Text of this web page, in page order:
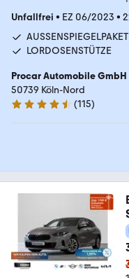
Unfallfrei • EZ 06/2023 •
AUSSENSPIEGELPAKET
LORDOSENSTÜTZE
Procar Automobile GmbH
50739 Köln-Nord
4.7 Sterne
(115)